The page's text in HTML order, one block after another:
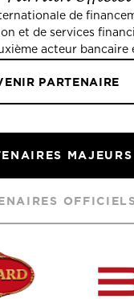
de
et de services
acteur bancaire
PARTENAIRE
MAJEURS
OFFICIELS